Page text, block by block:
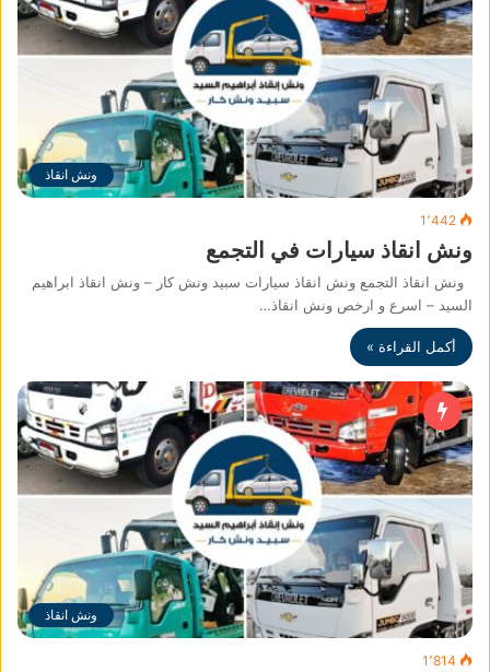
ونش انقاذ
1٬442
ونش انقاذ سيارات في التجمع
ونش انقاذ التجمع ونش انقاذ سيارات سبيد ونش كار – ونش انقاذ ابراهيم
السيد – اسرع و ارخص ونش انقاذ…
أكمل القراءة »
ونش انقاذ
1٬814